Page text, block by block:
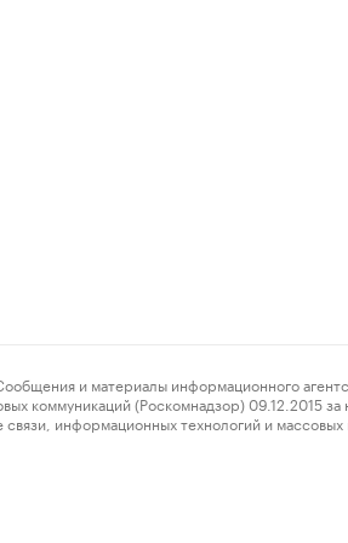
и материалы информационного
коммуникаций (Роскомнадзор) 09.12.2015
информационных технологий и